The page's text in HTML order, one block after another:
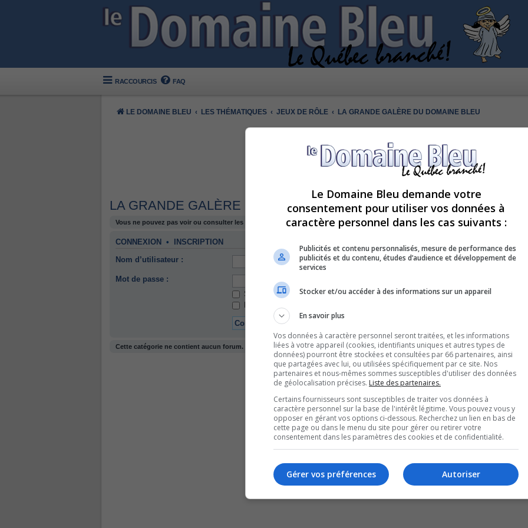
RACCOURCIS FAQ
LE DOMAINE BLEU LES THÉMATIQUES JEUX DE RÔLE LA GRANDE GALÈRE DU DOMAINE BLEU
LA GRANDE GALÈRE DU DOMAINE BLEU
Vous ne pouvez pas voir ou consulter les sujets de ce forum.
CONNEXION • INSCRIPTION
Nom d’utilisateur :
Mot de passe :
Se souvenir de moi
Masquer ma présence lors de cette session
Cette catégorie ne contient aucun forum.
Le Domaine Bleu demande votre
consentement pour utiliser vos données à
caractère personnel dans les cas suivants :
Publicités et contenu personnalisés, mesure de performance des
publicités et du contenu, études d’audience et développement de
services
Stocker et/ou accéder à des informations sur un appareil
En savoir plus
Vos données à caractère personnel seront traitées, et les informations
liées à votre appareil (cookies, identifiants uniques et autres types de
données) pourront être stockées et consultées par 66 partenaires, ainsi
que partagées avec lui, ou utilisées spécifiquement par ce site. Nos
partenaires et nous-mêmes sommes susceptibles d'utiliser des données
de géolocalisation précises. Liste des partenaires.
Certains fournisseurs sont susceptibles de traiter vos données à
caractère personnel sur la base de l'intérêt légitime. Vous pouvez vous y
opposer en gérant vos options ci-dessous. Recherchez un lien en bas de
cette page ou dans le menu du site pour gérer ou retirer votre
consentement dans les paramètres des cookies et de confidentialité.
Autoriser
Gérer vos préférences